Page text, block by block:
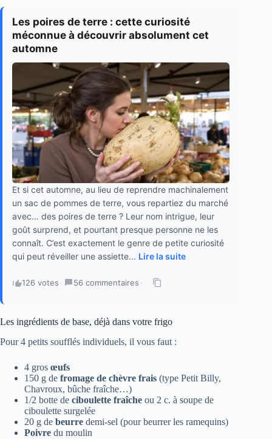
Les poires de terre : cette curiosité
méconnue à découvrir absolument cet
automne
Et si cet automne, au lieu de reprendre machinalement
un sac de pommes de terre, vous repartiez du marché
avec… des poires de terre ? Leur nom intrigue, leur
goût surprend, et pourtant presque personne ne les
connaît. C’est exactement le genre de petite curiosité
qui peut réveiller une assiette... Lire la suite
126 votes · 56 commentaires ·
Les ingrédients de base, déjà dans votre frigo
Pour 4 petits soufflés individuels, il vous faut :
4 gros œufs
150 g de fromage de chèvre frais (type Petit Billy,
Chavroux, bûche fraîche…)
1/2 botte de ciboulette fraîche ou 2 c. à soupe de
ciboulette surgelée
20 g de beurre demi-sel (pour beurrer les ramequins)
Poivre du moulin